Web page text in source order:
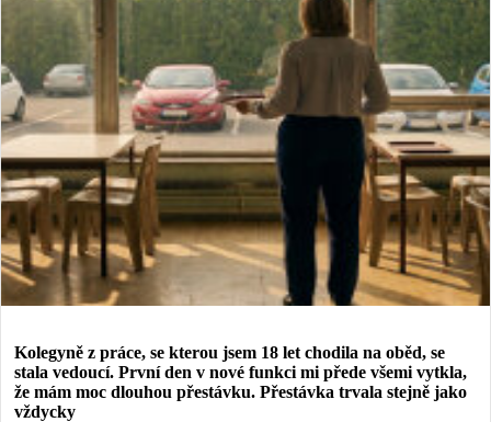
Kolegyně z práce, se kterou jsem 18 let chodila na oběd, se
stala vedoucí. První den v nové funkci mi přede všemi vytkla,
že mám moc dlouhou přestávku. Přestávka trvala stejně jako
vždycky